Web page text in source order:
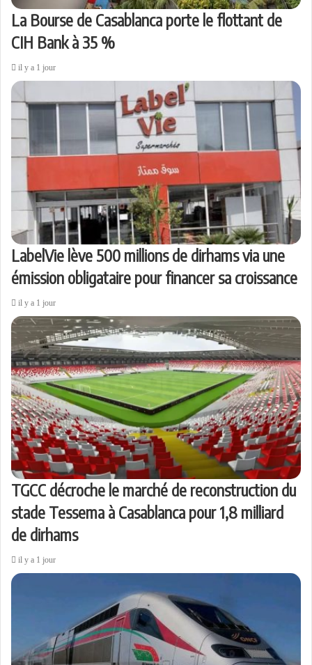
La Bourse de Casablanca porte le flottant de
CIH Bank à 35 %
il y a 1 jour
LabelVie lève 500 millions de dirhams via une
émission obligataire pour financer sa croissance
il y a 1 jour
TGCC décroche le marché de reconstruction du
stade Tessema à Casablanca pour 1,8 milliard
de dirhams
il y a 1 jour